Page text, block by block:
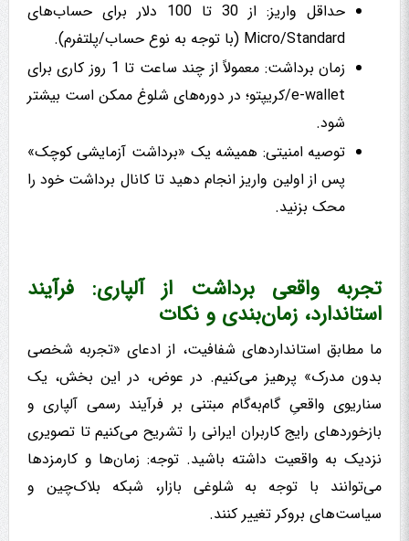
حداقل واریز: از 30 تا 100 دلار برای حساب‌های
Micro/Standard (با توجه به نوع حساب/پلتفرم).
زمان برداشت: معمولاً از چند ساعت تا 1 روز کاری برای
e-wallet/کریپتو؛ در دوره‌های شلوغ ممکن است بیشتر
شود.
توصیه امنیتی: همیشه یک «برداشت آزمایشی کوچک»
پس از اولین واریز انجام دهید تا کانال برداشت خود را
محک بزنید.
تجربه واقعی برداشت از آلپاری: فرآیند
استاندارد، زمان‌بندی و نکات
ما مطابق استانداردهای شفافیت، از ادعای «تجربه شخصی
بدون مدرک» پرهیز می‌کنیم. در عوض، در این بخش، یک
سناریوی واقعیِ گام‌به‌گام مبتنی بر فرآیند رسمی آلپاری و
بازخوردهای رایج کاربران ایرانی را تشریح می‌کنیم تا تصویری
نزدیک به واقعیت داشته باشید. توجه: زمان‌ها و کارمزدها
می‌توانند با توجه به شلوغی بازار، شبکه بلاک‌چین و
سیاست‌های بروکر تغییر کنند.